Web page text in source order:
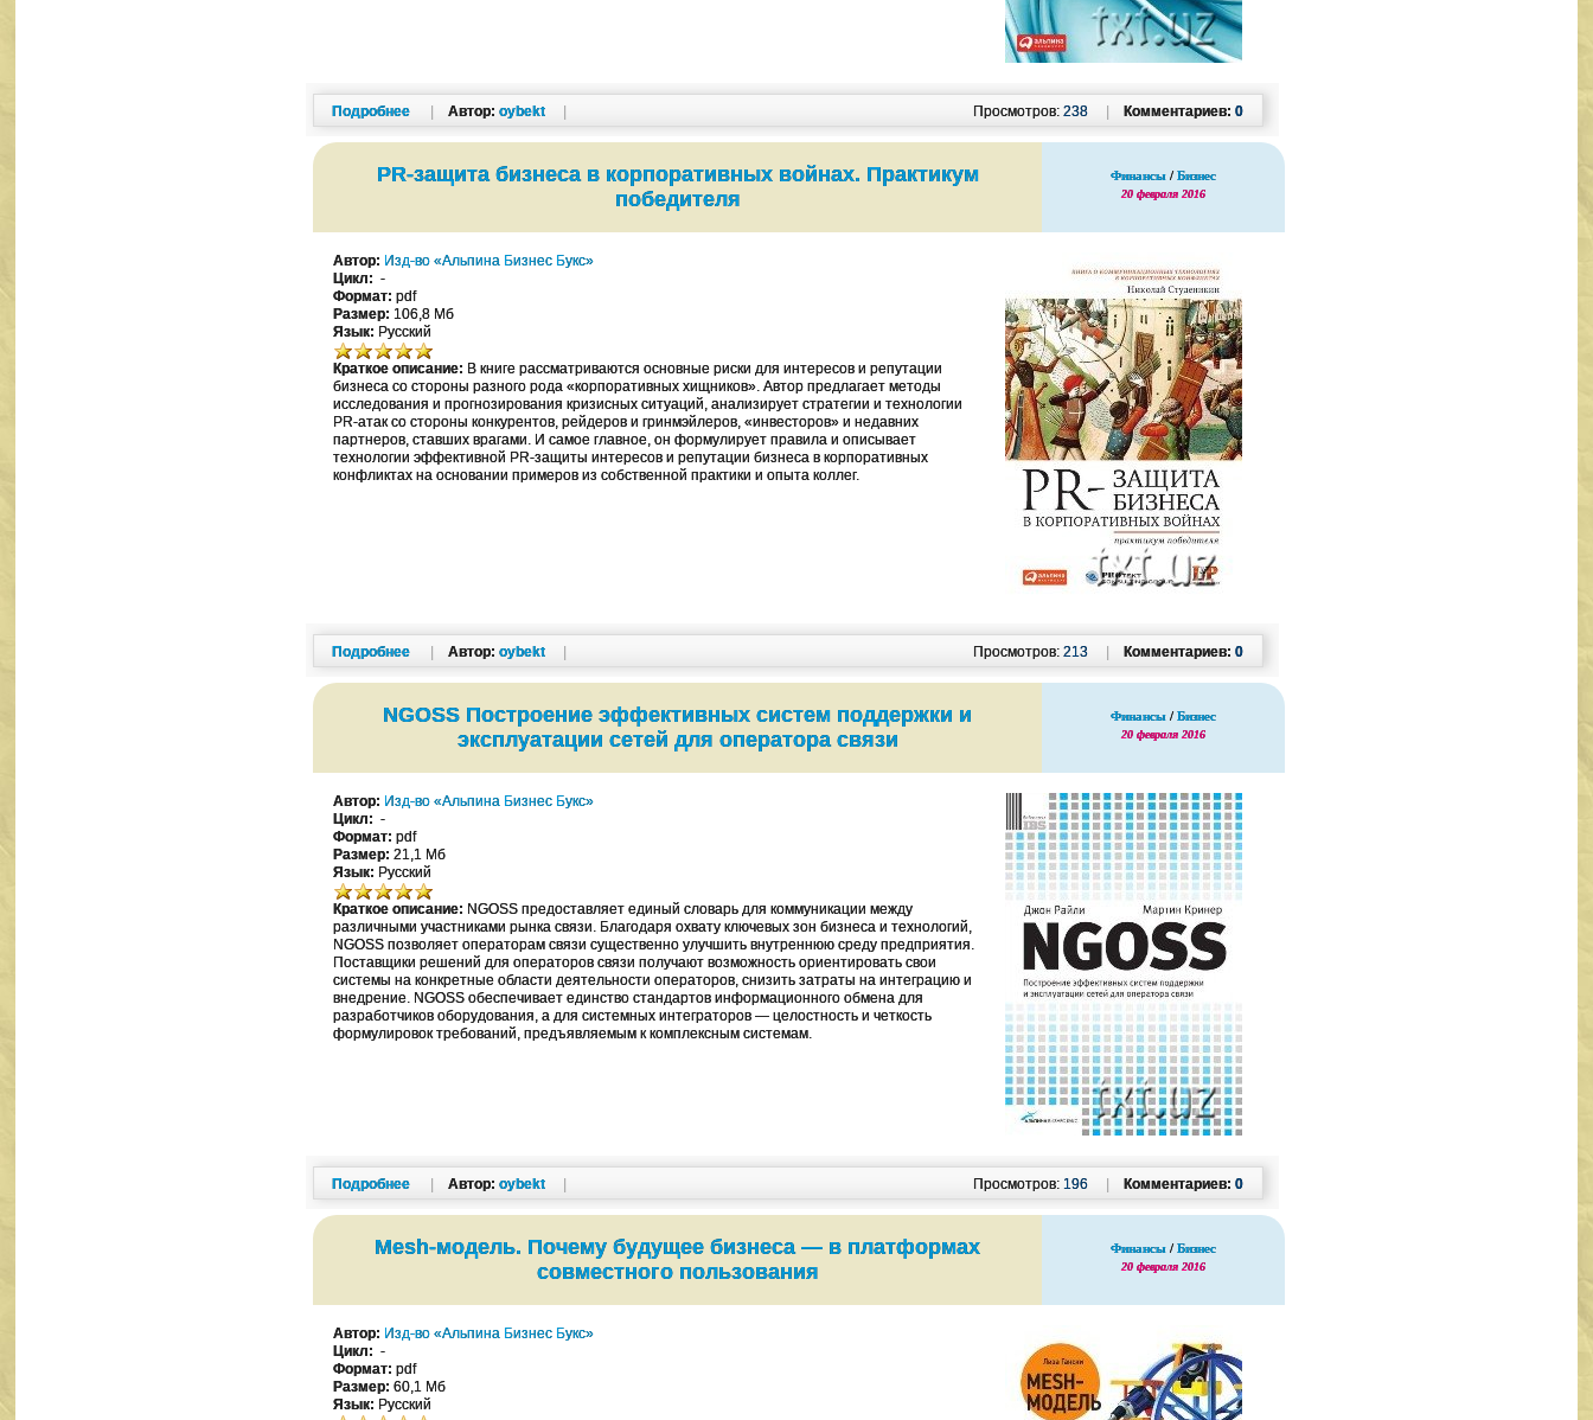
Подробнее Автор:oybekt Комментариев: 0
Просмотров: 238
PR-защита бизнеса в корпоративных войнах. Практикум
победителя
Финансы /Бизнес
20 февраля 2016
Автор: Изд-во «Альпина Бизнес Букс»
Цикл: -
Формат: pdf
Размер: 106,8 Мб
Язык: Русский
Краткое описание: В книге рассматриваются основные риски для интересов и репутации
бизнеса со стороны разного рода «корпоративных хищников». Автор предлагает методы
исследования и прогнозирования кризисных ситуаций, анализирует стратегии и технологии
PR-атак со стороны конкурентов, рейдеров и гринмэйлеров, «инвесторов» и недавних
партнеров, ставших врагами. И самое главное, он формулирует правила и описывает
технологии эффективной PR-защиты интересов и репутации бизнеса в корпоративных
конфликтах на основании примеров из собственной практики и опыта коллег.
Подробнее Автор:oybekt Комментариев: 0
Просмотров: 213
NGOSS Построение эффективных систем поддержки и
эксплуатации сетей для оператора связи
Финансы /Бизнес
20 февраля 2016
Автор: Изд-во «Альпина Бизнес Букс»
Цикл: -
Формат: pdf
Размер: 21,1 Мб
Язык: Русский
Краткое описание: NGOSS предоставляет единый словарь для коммуникации между
различными участниками рынка связи. Благодаря охвату ключевых зон бизнеса и технологий,
NGOSS позволяет операторам связи существенно улучшить внутреннюю среду предприятия.
Поставщики решений для операторов связи получают возможность ориентировать свои
системы на конкретные области деятельности операторов, снизить затраты на интеграцию и
внедрение. NGOSS обеспечивает единство стандартов информационного обмена для
разработчиков оборудования, а для системных интеграторов — целостность и четкость
формулировок требований, предъявляемым к комплексным системам.
Подробнее Автор:oybekt Комментариев: 0
Просмотров: 196
Mesh-модель. Почему будущее бизнеса — в платформах
совместного пользования
Финансы /Бизнес
20 февраля 2016
Автор: Изд-во «Альпина Бизнес Букс»
Цикл: -
Формат: pdf
Размер: 60,1 Мб
Язык: Русский